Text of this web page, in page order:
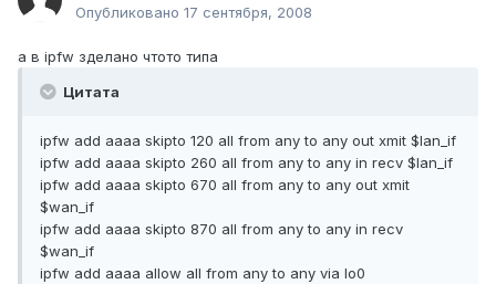
Опубликовано 17 сентября, 2008
а в ipfw зделано чтото типа
Цитата
ipfw add aaaa skipto 120 all from any to any out xmit $lan_if
ipfw add aaaa skipto 260 all from any to any in recv $lan_if
ipfw add aaaa skipto 670 all from any to any out xmit
$wan_if
ipfw add aaaa skipto 870 all from any to any in recv
$wan_if
ipfw add aaaa allow all from any to any via lo0